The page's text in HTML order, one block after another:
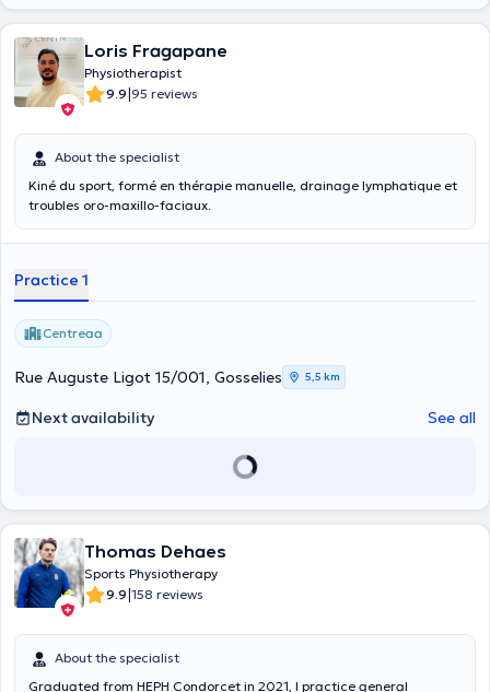
Loris Fragapane
Physiotherapist
9.9|95 reviews
About the specialist
Kiné du sport, formé en thérapie manuelle, drainage lymphatique et
troubles oro-maxillo-faciaux.
Practice 1
Centreaa
Rue Auguste Ligot 15/001, Gosselies 5,5 km
Next availability See all
Thomas Dehaes
Sports Physiotherapy
9.9|158 reviews
About the specialist
Graduated from HEPH Condorcet in 2021, I practice general